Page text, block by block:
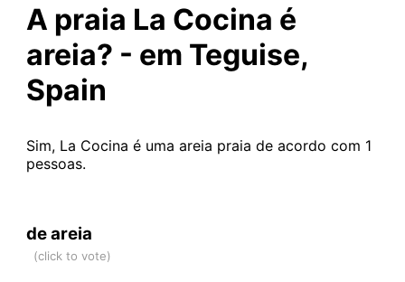
A praia La Cocina é
areia? - em Teguise,
Spain
Sim, La Cocina é uma areia praia de acordo com 1
pessoas.
de areia